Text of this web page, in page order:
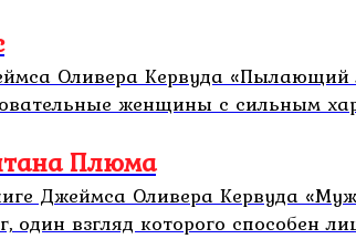
Оливера Кервуда
женщины с сильным
Плюма
Джеймса Оливера Кервуда
взгляд которого способен